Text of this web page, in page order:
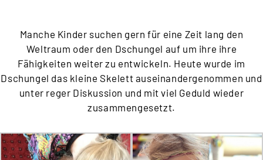
Manche Kinder suchen gern für eine Zeit lang den
Weltraum oder den Dschungel auf um ihre ihre
Fähigkeiten weiter zu entwickeln. Heute wurde im
Dschungel das kleine Skelett auseinandergenommen und
unter reger Diskussion und mit viel Geduld wieder
zusammengesetzt.